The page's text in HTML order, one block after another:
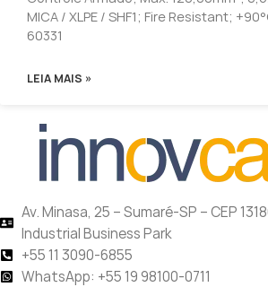
MICA / XLPE / SHF1; Fire Resistant;
60331
LEIA MAIS »
Av. Minasa, 25 – Sumaré-SP – CEP
Industrial Business Park
+55 11 3090-6855
WhatsApp: +55 19 98100-0711